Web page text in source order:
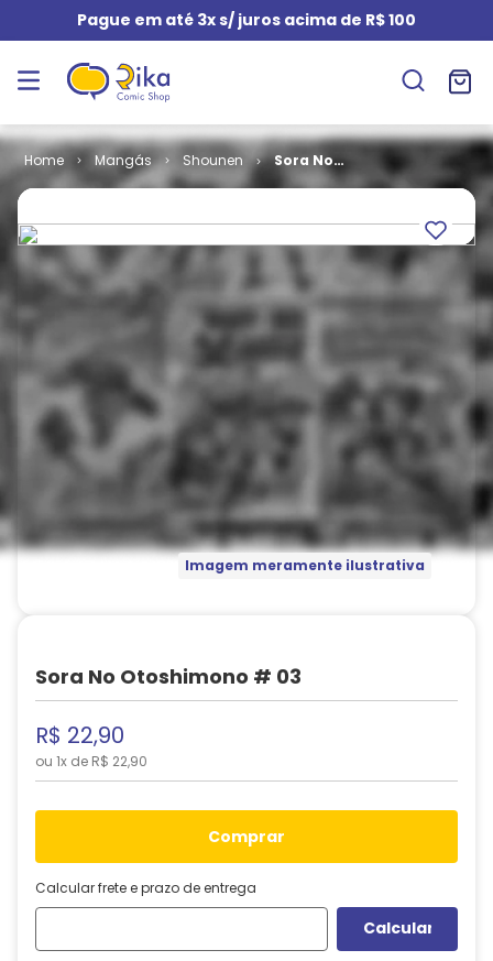
Pague em até 3x s/ juros acima de R$ 100
Mangás Shounen
Sora No
Otoshimono
Imagem meramente ilustrativa
Sora No Otoshimono # 03
R$ 22,90
ou 1x de R$ 22,90
comprar
Calcular frete e prazo de entrega